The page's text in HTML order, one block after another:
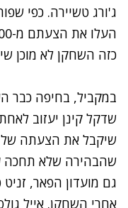
כזה השחקן לא מוכן
במקביל, בחיפה כבר
שדקל קינן יעזוב
שיקבל את הצעתה של
שהבהירה שלא תחכה
גם מועדון הפאר,
אחרי השחקן. אייל